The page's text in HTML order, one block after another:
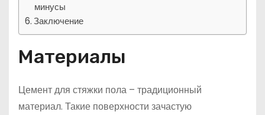
минусы
Заключение
Материалы
Цемент для стяжки пола – традиционный
материал. Такие поверхности зачастую